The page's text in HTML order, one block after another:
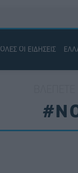
ΟΛΕΣ ΟΙ ΕΙΔΗΣΕΙΣ